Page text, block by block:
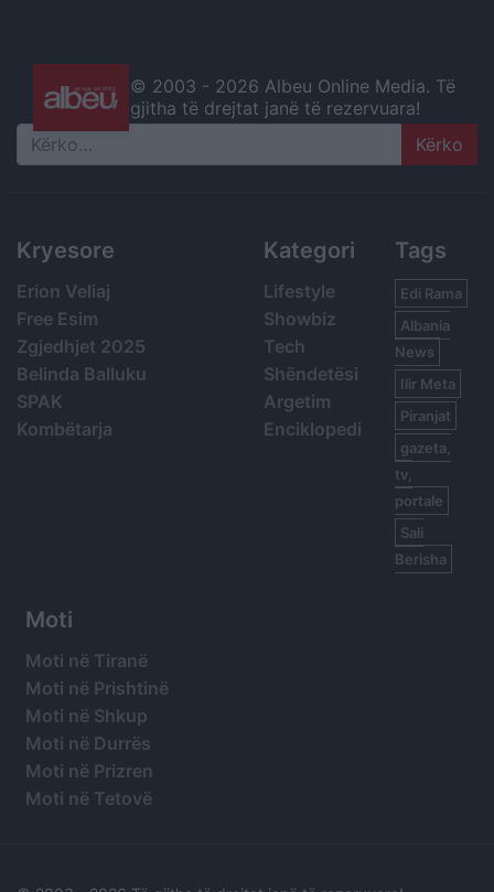
© 2003 - 2026 Albeu Online Media. Të
gjitha të drejtat janë të rezervuara!
Search
Kryesore
Erion Veliaj
Free Esim
Zgjedhjet 2025
Belinda Balluku
SPAK
Kombëtarja
Kategori
Lifestyle
Showbiz
Tech
Shëndetësi
Argetim
Enciklopedi
Tags
Edi Rama
Albania
News
Ilir Meta
Piranjat
gazeta,
tv,
portale
Sali
Berisha
Moti
Moti në Tiranë
Moti në Prishtinë
Moti në Shkup
Moti në Durrës
Moti në Prizren
Moti në Tetovë